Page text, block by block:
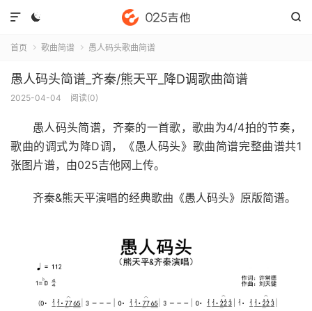
 

首页  歌曲简谱  愚人码头歌曲简谱
愚人码头简谱_齐秦/熊天平_降D调歌曲简谱
2025-04-04 阅读(0)
愚人码头简谱，齐秦的一首歌，歌曲为4/4拍的节奏，
歌曲的调式为降D调，《愚人码头》歌曲简谱完整曲谱共1
张图片谱，由025吉他网上传。
齐秦&熊天平演唱的经典歌曲《愚人码头》原版简谱。